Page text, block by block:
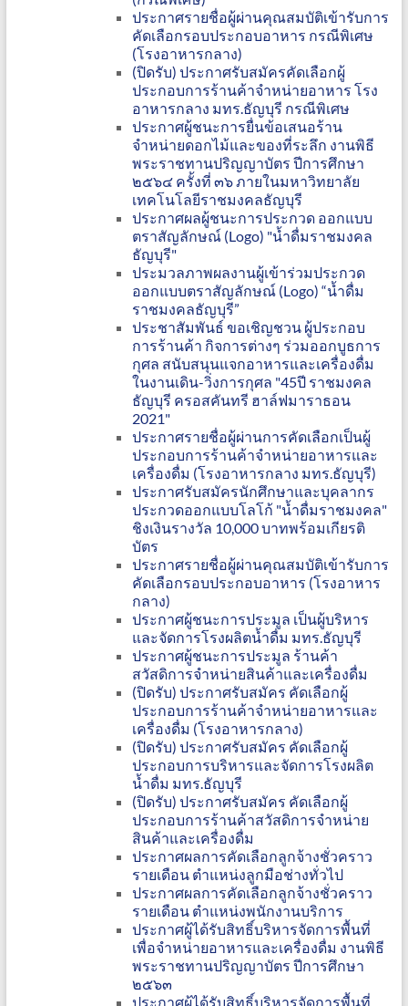
ประกาศรายชื่อผู้ผ่านคุณสมบัติเข้ารับการ
คัดเลือกรอบประกอบอาหาร กรณีพิเศษ
(โรงอาหารกลาง)
(ปิดรับ) ประกาศรับสมัครคัดเลือกผู้
ประกอบการร้านค้าจำหน่ายอาหาร โรง
อาหารกลาง มทร.ธัญบุรี กรณีพิเศษ
ประกาศผู้ชนะการยื่นข้อเสนอร้าน
จำหน่ายดอกไม้และของที่ระลึก งานพิธี
พระราชทานปริญญาบัตร ปีการศึกษา
๒๕๖๔ ครั้งที่ ๓๖ ภายในมหาวิทยาลัย
เทคโนโลยีราชมงคลธัญบุรี
ประกาศผลผู้ชนะการประกวด ออกแบบ
ตราสัญลักษณ์ (Logo) "น้ำดื่มราชมงคล
ธัญบุรี"
ประมวลภาพผลงานผู้เข้าร่วมประกวด
ออกแบบตราสัญลักษณ์ (Logo) “น้ำดื่ม
ราชมงคลธัญบุรี”
ประชาสัมพันธ์ ขอเชิญชวน ผู้ประกอบ
การร้านค้า กิจการต่างๆ ร่วมออกบูธการ
กุศล สนับสนุนแจกอาหารและเครื่องดื่ม
ในงานเดิน-วิ่งการกุศล "45ปี ราชมงคล
ธัญบุรี ครอสคันทรี ฮาล์ฟมาราธอน
2021"
ประกาศรายชื่อผู้ผ่านการคัดเลือกเป็นผู้
ประกอบการร้านค้าจำหน่ายอาหารและ
เครื่องดื่ม (โรงอาหารกลาง มทร.ธัญบุรี)
ประกาศรับสมัครนักศึกษาและบุคลากร
ประกวดออกแบบโลโก้ "น้ำดื่มราชมงคล"
ชิงเงินรางวัล 10,000 บาทพร้อมเกียรติ
บัตร
ประกาศรายชื่อผู้ผ่านคุณสมบัติเข้ารับการ
คัดเลือกรอบประกอบอาหาร (โรงอาหาร
กลาง)
ประกาศผู้ชนะการประมูล เป็นผู้บริหาร
และจัดการโรงผลิตน้ำดื่ม มทร.ธัญบุรี
ประกาศผู้ชนะการประมูล ร้านค้า
สวัสดิการจำหน่ายสินค้าและเครื่องดื่ม
(ปิดรับ) ประกาศรับสมัคร คัดเลือกผู้
ประกอบการร้านค้าจำหน่ายอาหารและ
เครื่องดื่ม (โรงอาหารกลาง)
(ปิดรับ) ประกาศรับสมัคร คัดเลือกผู้
ประกอบการบริหารและจัดการโรงผลิต
น้ำดื่ม มทร.ธัญบุรี
(ปิดรับ) ประกาศรับสมัคร คัดเลือกผู้
ประกอบการร้านค้าสวัสดิการจำหน่าย
สินค้าและเครื่องดื่ม
ประกาศผลการคัดเลือกลูกจ้างชั่วคราว
รายเดือน ตำแหน่งลูกมือช่างทั่วไป
ประกาศผลการคัดเลือกลูกจ้างชั่วคราว
รายเดือน ตำแหน่งพนักงานบริการ
ประกาศผู้ได้รับสิทธิ์บริหารจัดการพื้นที่
เพื่อจำหน่ายอาหารและเครื่องดื่ม งานพิธี
พระราชทานปริญญาบัตร ปีการศึกษา
๒๕๖๓
ประกาศผู้ได้รับสิทธิ์บริหารจัดการพื้นที่